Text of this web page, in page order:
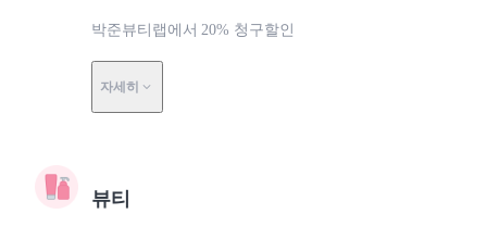
박준뷰티랩에서 20% 청구할인
자세히
뷰티